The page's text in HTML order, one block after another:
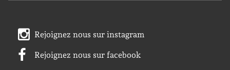
Rejoignez nous sur instagram
Rejoignez nous sur facebook